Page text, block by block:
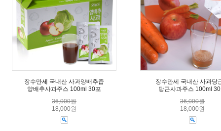
장수만세 국내산 사과양배추즙
양배추사과주스 100ml 30포
36,000원
18,000원
장수만세 국내산 사과당
당근사과주스 100ml
36,000원
18,000원